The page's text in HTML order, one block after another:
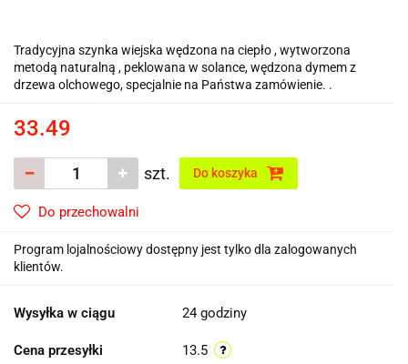
Tradycyjna szynka wiejska wędzona na ciepło , wytworzona
metodą naturalną , peklowana w solance, wędzona dymem z
drzewa olchowego, specjalnie na Państwa zamówienie. .
33.49
szt. Do koszyka
Do przechowalni
Program lojalnościowy dostępny jest tylko dla zalogowanych
klientów.
Wysyłka w ciągu 24 godziny
Cena przesyłki 13.5